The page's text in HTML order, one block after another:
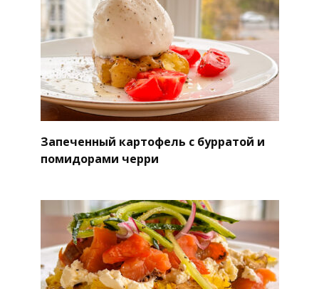
Запеченный картофель с бурратой и
помидорами черри